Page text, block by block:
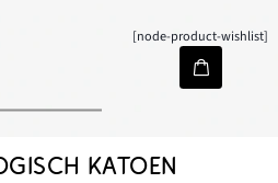
[node-product-wishlist]
KATOEN